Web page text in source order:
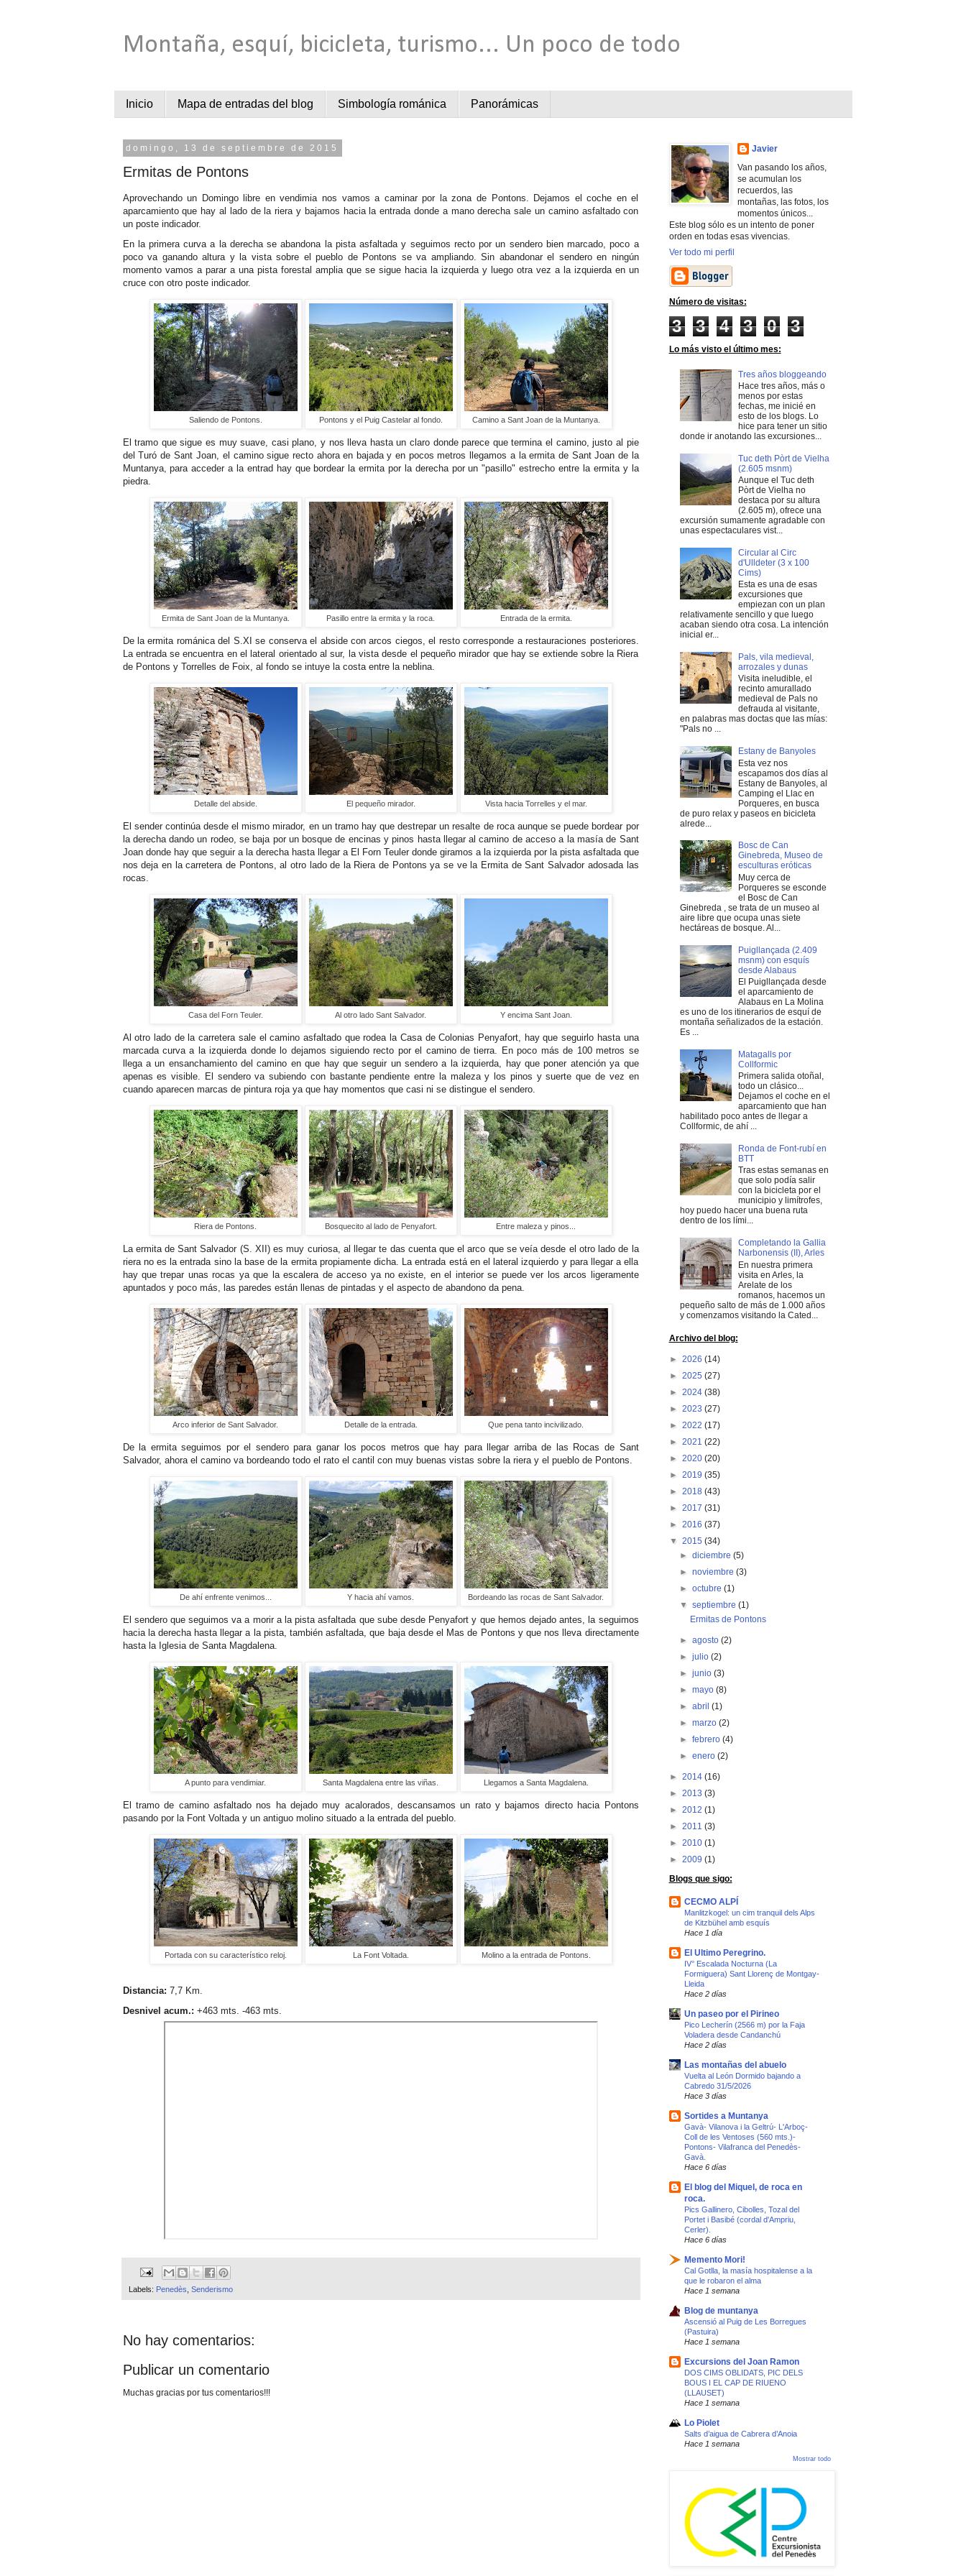
Montaña, esquí, bicicleta, turismo... Un poco de todo
Inicio Mapa de entradas del blog Simbología románica Panorámicas
domingo, 13 de septiembre de 2015
Ermitas de Pontons
Aprovechando un Domingo libre en vendimia nos vamos a caminar por la zona de Pontons. Dejamos el coche en el
aparcamiento que hay al lado de la riera y bajamos hacia la entrada donde a mano derecha sale un camino asfaltado con
un poste indicador.
En la primera curva a la derecha se abandona la pista asfaltada y seguimos recto por un sendero bien marcado, poco a
poco va ganando altura y la vista sobre el pueblo de Pontons se va ampliando. Sin abandonar el sendero en ningún
momento vamos a parar a una pista forestal amplia que se sigue hacia la izquierda y luego otra vez a la izquierda en un
cruce con otro poste indicador.
Saliendo de Pontons. Pontons y el Puig Castelar al fondo. Camino a Sant Joan de la Muntanya.
El tramo que sigue es muy suave, casi plano, y nos lleva hasta un claro donde parece que termina el camino, justo al pie
del Turó de Sant Joan, el camino sigue recto ahora en bajada y en pocos metros llegamos a la ermita de Sant Joan de la
Muntanya, para acceder a la entrad hay que bordear la ermita por la derecha por un "pasillo" estrecho entre la ermita y la
piedra.
Ermita de Sant Joan de la Muntanya. Pasillo entre la ermita y la roca. Entrada de la ermita.
De la ermita románica del S.XI se conserva el abside con arcos ciegos, el resto corresponde a restauraciones posteriores.
La entrada se encuentra en el lateral orientado al sur, la vista desde el pequeño mirador que hay se extiende sobre la Riera
de Pontons y Torrelles de Foix, al fondo se intuye la costa entre la neblina.
Detalle del abside. El pequeño mirador. Vista hacia Torrelles y el mar.
El sender continúa desde el mismo mirador, en un tramo hay que destrepar un resalte de roca aunque se puede bordear por
la derecha dando un rodeo, se baja por un bosque de encinas y pinos hasta llegar al camino de acceso a la masía de Sant
Joan donde hay que seguir a la derecha hasta llegar a El Forn Teuler donde giramos a la izquierda por la pista asfaltada que
nos deja en la carretera de Pontons, al otro lado de la Riera de Pontons ya se ve la Ermita de Sant Salvador adosada las
rocas.
Casa del Forn Teuler. Al otro lado Sant Salvador. Y encima Sant Joan.
Al otro lado de la carretera sale el camino asfaltado que rodea la Casa de Colonias Penyafort, hay que seguirlo hasta una
marcada curva a la izquierda donde lo dejamos siguiendo recto por el camino de tierra. En poco más de 100 metros se
llega a un ensanchamiento del camino en que hay que seguir un sendero a la izquierda, hay que poner atención ya que
apenas es visible. El sendero va subiendo con bastante pendiente entre la maleza y los pinos y suerte que de vez en
cuando aparecen marcas de pintura roja ya que hay momentos que casi ni se distingue el sendero.
Riera de Pontons. Bosquecito al lado de Penyafort. Entre maleza y pinos...
La ermita de Sant Salvador (S. XII) es muy curiosa, al llegar te das cuenta que el arco que se veía desde el otro lado de la
riera no es la entrada sino la base de la ermita propiamente dicha. La entrada está en el lateral izquierdo y para llegar a ella
hay que trepar unas rocas ya que la escalera de acceso ya no existe, en el interior se puede ver los arcos ligeramente
apuntados y poco más, las paredes están llenas de pintadas y el aspecto de abandono da pena.
Arco inferior de Sant Salvador. Detalle de la entrada. Que pena tanto incivilizado.
De la ermita seguimos por el sendero para ganar los pocos metros que hay para llegar arriba de las Rocas de Sant
Salvador, ahora el camino va bordeando todo el rato el cantil con muy buenas vistas sobre la riera y el pueblo de Pontons.
De ahí enfrente venimos... Y hacia ahí vamos. Bordeando las rocas de Sant Salvador.
El sendero que seguimos va a morir a la pista asfaltada que sube desde Penyafort y que hemos dejado antes, la seguimos
hacia la derecha hasta llegar a la pista, también asfaltada, que baja desde el Mas de Pontons y que nos lleva directamente
hasta la Iglesia de Santa Magdalena.
A punto para vendimiar. Santa Magdalena entre las viñas. Llegamos a Santa Magdalena.
El tramo de camino asfaltado nos ha dejado muy acalorados, descansamos un rato y bajamos directo hacia Pontons
pasando por la Font Voltada y un antiguo molino situado a la entrada del pueblo.
Portada con su característico reloj. La Font Voltada. Molino a la entrada de Pontons.
Distancia: 7,7 Km.
Desnivel acum.: +463 mts. -463 mts.
Labels: Penedès Senderismo
No hay comentarios:
Publicar un comentario
Muchas gracias por tus comentarios!!!
Javier
Van pasando los años,
se acumulan los
recuerdos, las
montañas, las fotos, los
momentos únicos...
Este blog sólo es un intento de poner
orden en todas esas vivencias.
Ver todo mi perfil
Número de visitas:
3 3 4 3 0 3
Lo más visto el último mes:
Tres años bloggeando
Hace tres años, más o
menos por estas
fechas, me inicié en
esto de los blogs. Lo
hice para tener un sitio
donde ir anotando las excursiones...
Tuc deth Pòrt de Vielha
(2.605 msnm)
Aunque el Tuc deth
Pòrt de Vielha no
destaca por su altura
(2.605 m), ofrece una
excursión sumamente agradable con
unas espectaculares vist...
Circular al Circ
d'Ulldeter (3 x 100
Cims)
Esta es una de esas
excursiones que
empiezan con un plan
relativamente sencillo y que luego
acaban siendo otra cosa. La intención
inicial er...
Pals, vila medieval,
arrozales y dunas
Visita ineludible, el
recinto amurallado
medieval de Pals no
defrauda al visitante,
en palabras mas doctas que las mías:
"Pals no ...
Estany de Banyoles
Esta vez nos
escapamos dos días al
Estany de Banyoles, al
Camping el Llac en
Porqueres, en busca
de puro relax y paseos en bicicleta
alrede...
Bosc de Can
Ginebreda, Museo de
esculturas eróticas
Muy cerca de
Porqueres se esconde
el Bosc de Can
Ginebreda , se trata de un museo al
aire libre que ocupa unas siete
hectáreas de bosque. Al...
Puigllançada (2.409
msnm) con esquís
desde Alabaus
El Puigllançada desde
el aparcamiento de
Alabaus en La Molina
es uno de los itinerarios de esquí de
montaña señalizados de la estación.
Es ...
Matagalls por
Collformic
Primera salida otoñal,
todo un clásico...
Dejamos el coche en el
aparcamiento que han
habilitado poco antes de llegar a
Collformic, de ahí ...
Ronda de Font-rubí en
BTT
Tras estas semanas en
que solo podía salir
con la bicicleta por el
municipio y limítrofes,
hoy puedo hacer una buena ruta
dentro de los lími...
Completando la Gallia
Narbonensis (II), Arles
En nuestra primera
visita en Arles, la
Arelate de los
romanos, hacemos un
pequeño salto de más de 1.000 años
y comenzamos visitando la Cated...
Archivo del blog:
► 2026 (14)
► 2025 (27)
► 2024 (38)
► 2023 (27)
► 2022 (17)
► 2021 (22)
► 2020 (20)
► 2019 (35)
► 2018 (43)
► 2017 (31)
► 2016 (37)
▼ 2015 (34)
► diciembre (5)
► noviembre (3)
► octubre (1)
▼ septiembre (1)
Ermitas de Pontons
► agosto (2)
► julio (2)
► junio (3)
► mayo (8)
► abril (1)
► marzo (2)
► febrero (4)
► enero (2)
► 2014 (16)
► 2013 (3)
► 2012 (1)
► 2011 (3)
► 2010 (1)
► 2009 (1)
Blogs que sigo:
CECMO ALPÍ
Manlitzkogel: un cim tranquil dels Alps
de Kitzbühel amb esquís
Hace 1 día
El Ultimo Peregrino.
IV° Escalada Nocturna (La
Formiguera) Sant Llorenç de Montgay-
Lleida
Hace 2 días
Un paseo por el Pirineo
Pico Lecherín (2566 m) por la Faja
Voladera desde Candanchú
Hace 2 días
Las montañas del abuelo
Vuelta al León Dormido bajando a
Cabredo 31/5/2026
Hace 3 días
Sortides a Muntanya
Gavà- Vilanova i la Geltrú- L'Arboç-
Coll de les Ventoses (560 mts.)-
Pontons- Vilafranca del Penedès-
Gavà.
Hace 6 días
El blog del Miquel, de roca en
roca.
Pics Gallinero, Cibolles, Tozal del
Portet i Basibé (cordal d'Ampriu,
Cerler).
Hace 6 días
Memento Mori!
Cal Gotlla, la masía hospitalense a la
que le robaron el alma
Hace 1 semana
Blog de muntanya
Ascensió al Puig de Les Borregues
(Pastuira)
Hace 1 semana
Excursions del Joan Ramon
DOS CIMS OBLIDATS, PIC DELS
BOUS I EL CAP DE RIUENO
(LLAUSET)
Hace 1 semana
Lo Piolet
Salts d’aigua de Cabrera d’Anoia
Hace 1 semana
Mostrar todo